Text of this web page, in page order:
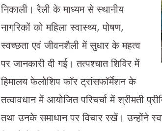
निकाली। रैली के माध्यम से स्थानीय
नागरिकों को महिला स्वास्थ्य, पोषण,
स्वच्छता एवं जीवनशैली में सुधार के महत्व
पर जानकारी दी गई। तत्पश्चात शिविर में
हिमालय फेलोशिप फॉर ट्रांसफॉर्मेशन के
तत्वावधान में आयोजित परिचर्चा में श्रीमती
तथा उनके समाधान पर विचार रखें। उन्होंने